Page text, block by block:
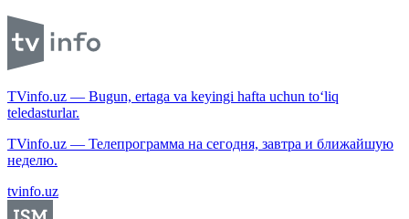
TVinfo.uz — Bugun, ertaga va keyingi hafta uchun to‘liq
teledasturlar.
TVinfo.uz — Телепрограмма на сегодня, завтра и ближайшую
неделю.
tvinfo.uz